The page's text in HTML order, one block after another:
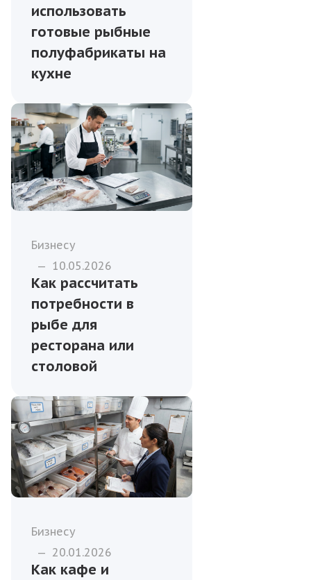
использовать
готовые рыбные
полуфабрикаты на
кухне
Бизнесу
— 10.05.2026
Как рассчитать
потребности в
рыбе для
ресторана или
столовой
Бизнесу
— 20.01.2026
Как кафе и